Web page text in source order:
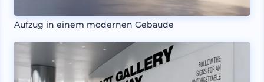
Aufzug in einem modernen Gebäude